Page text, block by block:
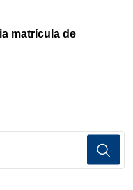
matrícula de